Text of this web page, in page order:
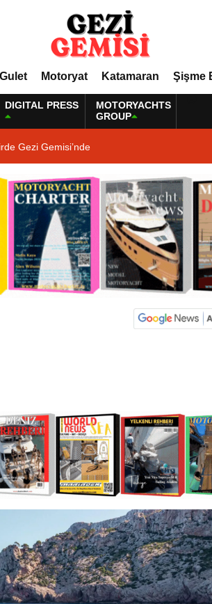
Gulet Motoryat Katamaran Şişme
DIGITAL PRESS
MOTORYACHTS
GROUP
Gezi Gemisi’nde